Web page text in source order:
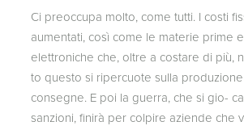
Ci preoccupa molto, come tutti. I costi
aumentati, così come le materie prime
elettroniche che, oltre a costare di più,
to questo si ripercuote sulla
consegne. E poi la guerra, che si gio-
sanzioni, finirà per colpire aziende che